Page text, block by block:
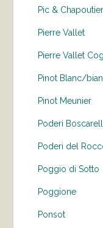
Pic & Chapoutier
Pierre Vallet
Pierre Vallet
Pinot Blanc/
Pinot Meunier
Poderi
Poderi del
Poggio di Sotto
Poggione
Ponsot